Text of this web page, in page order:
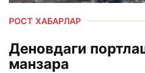
РОСТ ХАБАРЛАР
Деновдаги
манзара